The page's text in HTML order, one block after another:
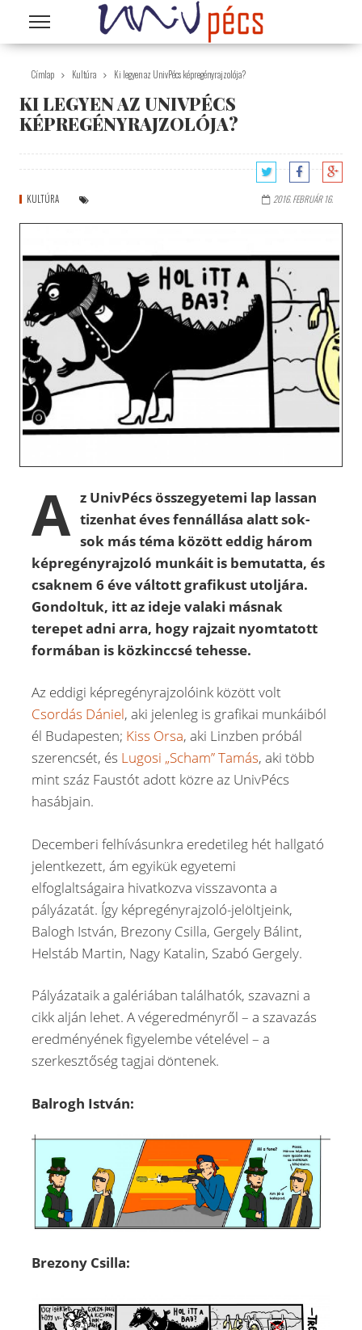
Ugrás a tartalomra
Címlap Kultúra Ki legyen az UnivPécs képregényrajzolója?
KI LEGYEN AZ UNIVPÉCS
KÉPREGÉNYRAJZOLÓJA?
KULTÚRA 2016. FEBRUÁR 16.
A z UnivPécs összegyetemi lap lassan
tizenhat éves fennállása alatt sok-
sok más téma között eddig három
képregényrajzoló munkáit is bemutatta, és
csaknem 6 éve váltott grafikust utoljára.
Gondoltuk, itt az ideje valaki másnak
terepet adni arra, hogy rajzait nyomtatott
formában is közkinccsé tehesse.
Az eddigi képregényrajzolóink között volt
Csordás Dániel, aki jelenleg is grafikai munkáiból
él Budapesten; Kiss Orsa, aki Linzben próbál
szerencsét, és Lugosi „Scham” Tamás, aki több
mint száz Faustót adott közre az UnivPécs
hasábjain.
Decemberi felhívásunkra eredetileg hét hallgató
jelentkezett, ám egyikük egyetemi
elfoglaltságaira hivatkozva visszavonta a
pályázatát. Így képregényrajzoló-jelöltjeink,
Balogh István, Brezony Csilla, Gergely Bálint,
Helstáb Martin, Nagy Katalin, Szabó Gergely.
Pályázataik a galériában találhatók, szavazni a
cikk alján lehet. A végeredményről – a szavazás
eredményének figyelembe vételével – a
szerkesztőség tagjai döntenek.
Balrogh István:
Brezony Csilla: